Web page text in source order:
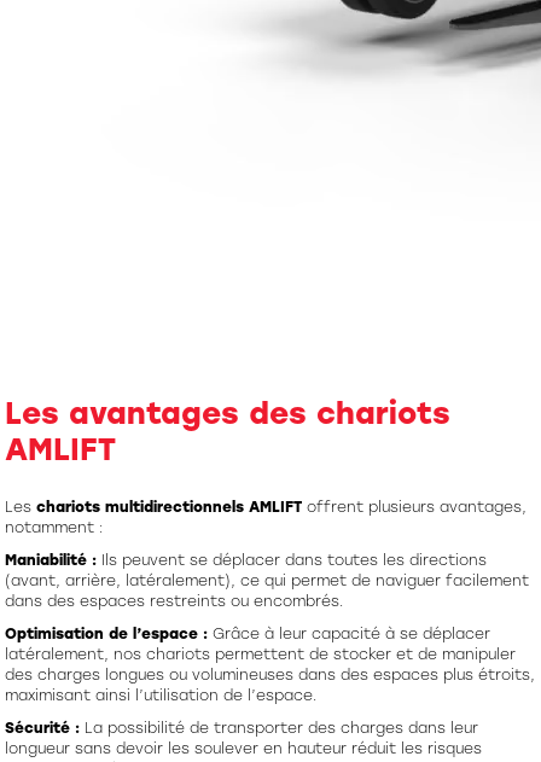
Les avantages des chariots
AMLIFT
Leschariots multidirectionnels AMLIFT offrent plusieurs avantages,
notamment :
Maniabilité : Ils peuvent se déplacer dans toutes les directions
(avant, arrière, latéralement), ce qui permet de naviguer facilement
dans des espaces restreints ou encombrés.
Optimisation de l’espace : Grâce à leur capacité à se déplacer
latéralement, nos chariots permettent de stocker et de manipuler
des charges longues ou volumineuses dans des espaces plus étroits,
maximisant ainsi l’utilisation de l’espace.
Sécurité : La possibilité de transporter des charges dans leur
longueur sans devoir les soulever en hauteur réduit les risques